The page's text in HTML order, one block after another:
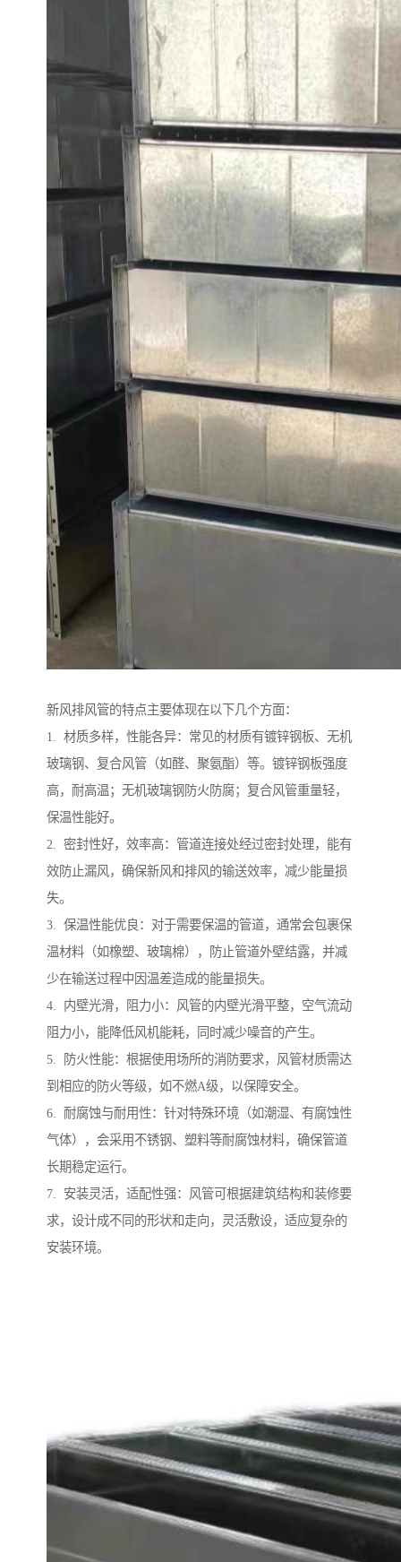
新风排风管的特点主要体现在以下几个方面：
1. 材质多样，性能各异：常见的材质有镀锌钢板、无机
玻璃钢、复合风管（如醛、聚氨酯）等。镀锌钢板强度
高，耐高温；无机玻璃钢防火防腐；复合风管重量轻，
保温性能好。
2. 密封性好，效率高：管道连接处经过密封处理，能有
效防止漏风，确保新风和排风的输送效率，减少能量损
失。
3. 保温性能优良：对于需要保温的管道，通常会包裹保
温材料（如橡塑、玻璃棉），防止管道外壁结露，并减
少在输送过程中因温差造成的能量损失。
4. 内壁光滑，阻力小：风管的内壁光滑平整，空气流动
阻力小，能降低风机能耗，同时减少噪音的产生。
5. 防火性能：根据使用场所的消防要求，风管材质需达
到相应的防火等级，如不燃A级，以保障安全。
6. 耐腐蚀与耐用性：针对特殊环境（如潮湿、有腐蚀性
气体），会采用不锈钢、塑料等耐腐蚀材料，确保管道
长期稳定运行。
7. 安装灵活，适配性强：风管可根据建筑结构和装修要
求，设计成不同的形状和走向，灵活敷设，适应复杂的
安装环境。